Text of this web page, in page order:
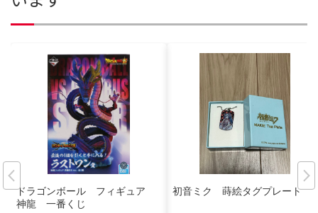
ドラゴンボール フィギュア
神龍 一番くじ
初音ミク 蒔絵タグプレート